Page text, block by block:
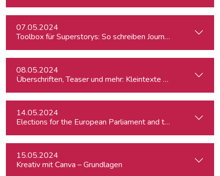
07.05.2024
Toolbox für Superstorys: So schreiben Journalist:innen
08.05.2024
Überschriften, Teaser und mehr: Kleintexte einfach besser
14.05.2024
15.05.2024
Kreativ mit Canva – Grundlagen